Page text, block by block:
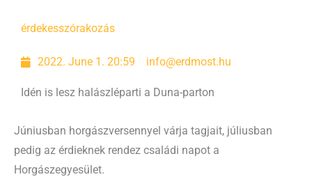
érdekesszórakozás
2022. June 1. 20:59 info@erdmost.hu
Idén is lesz halászléparti a Duna-parton
Júniusban horgászversennyel várja tagjait, júliusban
pedig az érdieknek rendez családi napot a
Horgászegyesület.